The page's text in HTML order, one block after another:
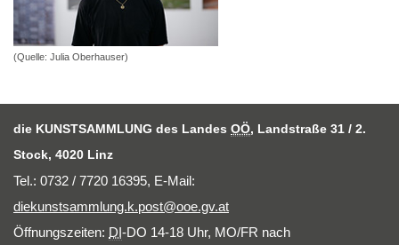
(Quelle: Julia Oberhauser)
die KUNSTSAMMLUNG des Landes OÖ, Landstraße 31 / 2.
Stock, 4020 Linz
Tel.: 0732 / 7720 16395, E-Mail:
diekunstsammlung.k.post@ooe.gv.at
Öffnungszeiten: DI-DO 14-18 Uhr, MO/FR nach